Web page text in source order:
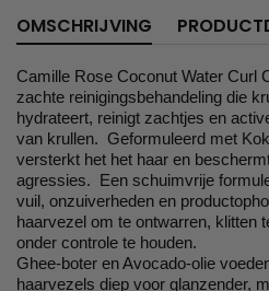
OMSCHRIJVING
Camille Rose Coconut Water Curl
zachte reinigingsbehandeling die
hydrateert, reinigt zachtjes en
van krullen. Geformuleerd met
versterkt het het haar en
agressies. Een schuimvrije
vuil, onzuiverheden en
haarvezel om te ontwarren, klitten
onder controle te houden.
Ghee-boter en Avocado-olie
haarvezels diep voor glanzender,